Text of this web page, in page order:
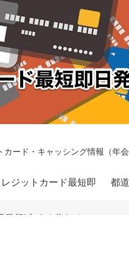
ード・キャッシング情報（年
レジットカード最短即
発行|今すぐ作れる！
都